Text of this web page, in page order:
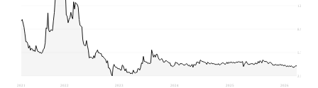
2.500
5.741
8.981
12.222
2021 2022 2023 2024 2025 2026